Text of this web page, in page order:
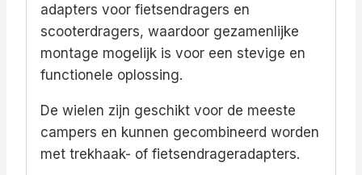
adapters voor fietsendragers en
scooterdragers, waardoor gezamenlijke
montage mogelijk is voor een stevige en
functionele oplossing.
De wielen zijn geschikt voor de meeste
campers en kunnen gecombineerd worden
met trekhaak- of fietsendrageradapters.